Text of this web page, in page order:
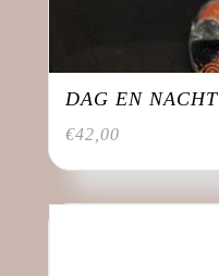
DAG EN NACHT
€42,00